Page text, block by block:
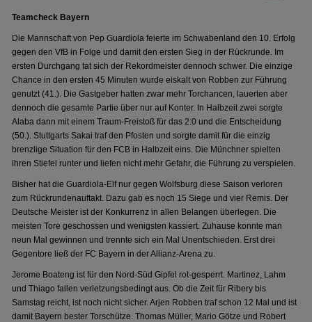
Teamcheck Bayern
Die Mannschaft von Pep Guardiola feierte im Schwabenland den 10. Erfolg
gegen den VfB in Folge und damit den ersten Sieg in der Rückrunde. Im
ersten Durchgang tat sich der Rekordmeister dennoch schwer. Die einzige
Chance in den ersten 45 Minuten wurde eiskalt von Robben zur Führung
genutzt (41.). Die Gastgeber hatten zwar mehr Torchancen, lauerten aber
dennoch die gesamte Partie über nur auf Konter. In Halbzeit zwei sorgte
Alaba dann mit einem Traum-Freistoß für das 2:0 und die Entscheidung
(50.). Stuttgarts Sakai traf den Pfosten und sorgte damit für die einzig
brenzlige Situation für den FCB in Halbzeit eins. Die Münchner spielten
ihren Stiefel runter und liefen nicht mehr Gefahr, die Führung zu verspielen.
Bisher hat die Guardiola-Elf nur gegen Wolfsburg diese Saison verloren
zum Rückrundenauftakt. Dazu gab es noch 15 Siege und vier Remis. Der
Deutsche Meister ist der Konkurrenz in allen Belangen überlegen. Die
meisten Tore geschossen und wenigsten kassiert. Zuhause konnte man
neun Mal gewinnen und trennte sich ein Mal Unentschieden. Erst drei
Gegentore ließ der FC Bayern in der Allianz-Arena zu.
Jerome Boateng ist für den Nord-Süd Gipfel rot-gesperrt. Martinez, Lahm
und Thiago fallen verletzungsbedingt aus. Ob die Zeit für Ribery bis
Samstag reicht, ist noch nicht sicher. Arjen Robben traf schon 12 Mal und ist
damit Bayern bester Torschütze. Thomas Müller, Mario Götze und Robert